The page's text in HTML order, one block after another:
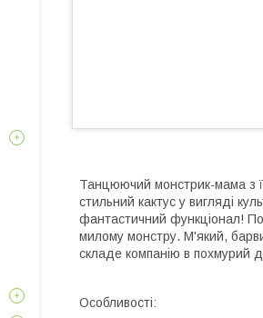
Танцюючий монстрик-мама з
стильний кактус у вигляді
фантастичний функціонал!
милому монстру. М'який,
складе компанію в похмурий
Особливості: